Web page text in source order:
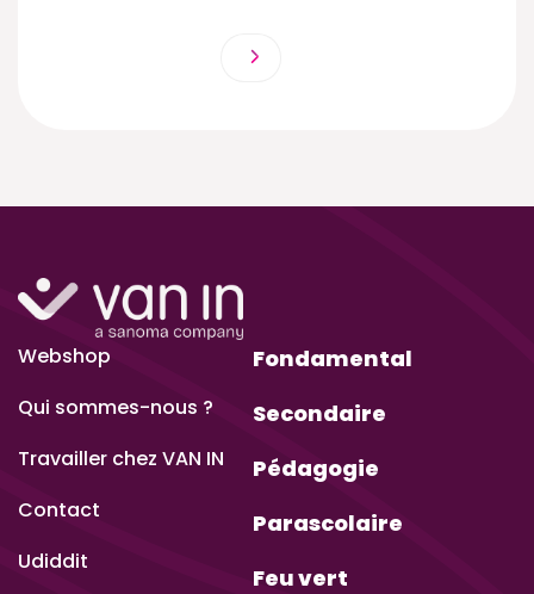
Webshop
Qui sommes-nous ?
Travailler chez VAN IN
Contact
Udiddit
Fondamental
Secondaire
Pédagogie
Parascolaire
Feu vert